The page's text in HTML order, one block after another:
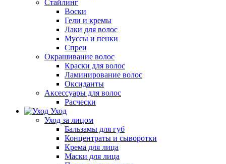
Стайлинг
Воски
Гели и кремы
Лаки для волос
Муссы и пенки
Спреи
Окрашивание волос
Краски для волос
Ламинирование волос
Оксиданты
Аксессуары для волос
Расчески
Уход
Уход за лицом
Бальзамы для губ
Концентраты и сыворотки
Крема для лица
Маски для лица